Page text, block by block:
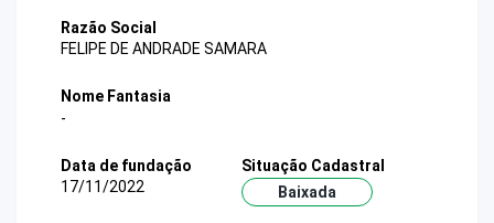
Razão Social
FELIPE DE ANDRADE SAMARA
Nome Fantasia
-
Data de fundação
17/11/2022
Situação Cadastral
Baixada